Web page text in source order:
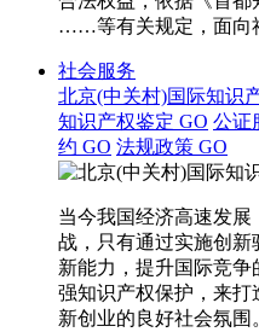
……等有关规定，面向
社会服务
北京(中关村)国际知识
知识产权鉴定 GO 公证
约 GO 法规政策 GO
当今我国经济高速发
战，只有通过实施创新
新能力，提升国际竞
强知识产权保护，来打
新创业的良好社会氛围